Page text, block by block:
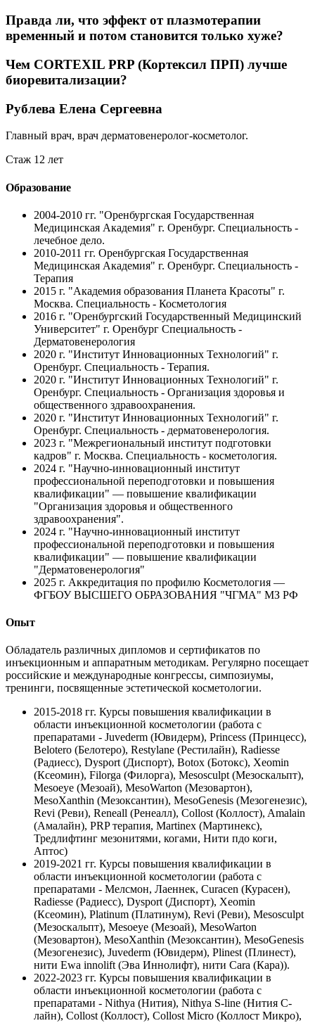
Правда ли, что эффект от плазмотерапии
временный и потом становится только хуже?
Чем CORTEXIL PRP (Кортексил ПРП) лучше
биоревитализации?
Рублева Елена Сергеевна
Главный врач, врач дерматовенеролог-косметолог.
Стаж 12 лет
Образование
2004-2010 гг. "Оренбургская Государственная
Медицинская Академия" г. Оренбург. Специальность -
лечебное дело.
2010-2011 гг. Оренбургская Государственная
Медицинская Академия" г. Оренбург. Специальность -
Терапия
2015 г. "Академия образования Планета Красоты" г.
Москва. Специальность - Косметология
2016 г. "Оренбургский Государственный Медицинский
Университет" г. Оренбург Специальность -
Дерматовенерология
2020 г. "Институт Инновационных Технологий" г.
Оренбург. Специальность - Терапия.
2020 г. "Институт Инновационных Технологий" г.
Оренбург. Специальность - Организация здоровья и
общественного здравоохранения.
2020 г. "Институт Инновационных Технологий" г.
Оренбург. Специальность - дерматовенерология.
2023 г. "Межрегиональный институт подготовки
кадров" г. Москва. Специальность - косметология.
2024 г. "Научно-инновационный институт
профессиональной переподготовки и повышения
квалификации" — повышение квалификации
"Организация здоровья и общественного
здравоохранения".
2024 г. "Научно-инновационный институт
профессиональной переподготовки и повышения
квалификации" — повышение квалификации
"Дерматовенерология"
2025 г. Аккредитация по профилю Косметология —
ФГБОУ ВЫСШЕГО ОБРАЗОВАНИЯ "ЧГМА" МЗ РФ
Опыт
Обладатель различных дипломов и сертификатов по
инъекционным и аппаратным методикам. Регулярно посещает
российские и международные конгрессы, симпозиумы,
тренинги, посвященные эстетической косметологии.
2015-2018 гг. Курсы повышения квалификации в
области инъекционной косметологии (работа с
препаратами - Juvederm (Ювидерм), Princess (Принцесс),
Belotero (Белотеро), Restylane (Рестилайн), Radiesse
(Радиесс), Dysport (Диспорт), Botox (Ботокс), Xeomin
(Ксеомин), Filorga (Филорга), Mesosculpt (Мезоскальпт),
Mesoeye (Мезоай), MesoWarton (Мезовартон),
MesoXanthin (Мезоксантин), MesoGenesis (Мезогенезис),
Revi (Реви), Reneall (Ренеалл), Collost (Коллост), Amalain
(Амалайн), PRP терапия, Martinex (Мартинекс),
Тредлифтинг мезонитями, когами, Нити пдо коги,
Аптос)
2019-2021 гг. Курсы повышения квалификации в
области инъекционной косметологии (работа с
препаратами - Мелсмон, Лаеннек, Curacen (Курасен),
Radiesse (Радиесс), Dysport (Диспорт), Xeomin
(Ксеомин), Platinum (Платинум), Revi (Реви), Mesosculpt
(Мезоскальпт), Mesoeye (Мезоай), MesoWarton
(Мезовартон), MesoXanthin (Мезоксантин), MesoGenesis
(Мезогенезис), Juvederm (Ювидерм), Plinest (Плинест),
нити Ewa innolift (Эва Иннолифт), нити Cara (Кара)).
2022-2023 гг. Курсы повышения квалификации в
области инъекционной косметологии (работа с
препаратами - Nithya (Нития), Nithya S-line (Нития С-
лайн), Collost (Коллост), Collost Micro (Коллост Микро),